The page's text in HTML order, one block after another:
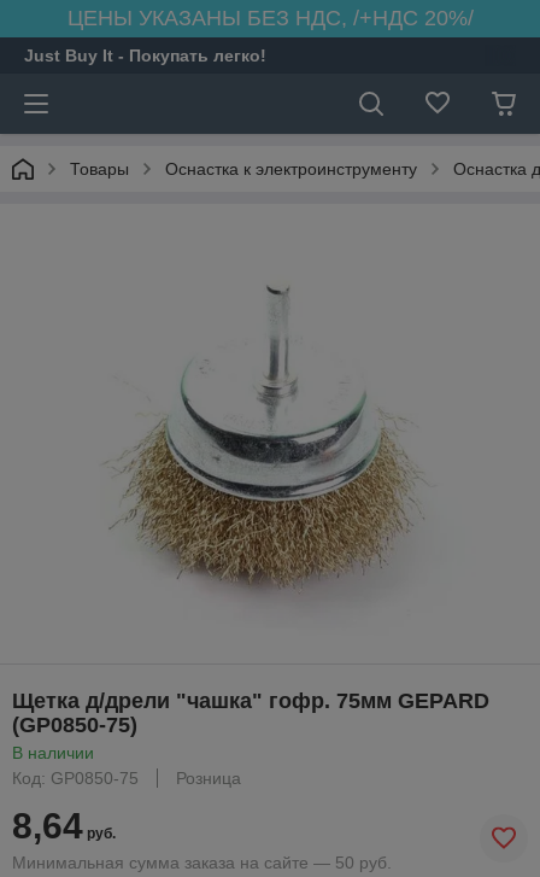
ЦЕНЫ УКАЗАНЫ БЕЗ НДС, /+НДС 20%/
Just Buy It - Покупать легко!
Товары Оснастка к электроинструменту Оснастка
Щетка д/дрели "чашка" гофр. 75мм GEPARD
(GP0850-75)
В наличии
Код: GP0850-75
Розница
8,64 руб.
Минимальная сумма заказа на сайте — 50 руб.